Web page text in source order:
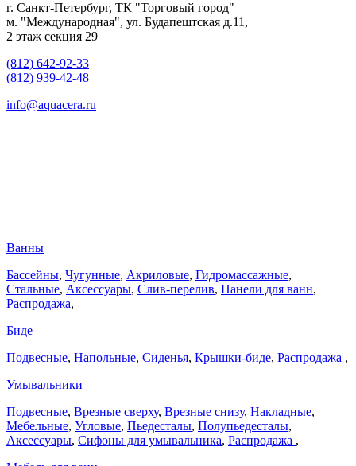
г. Санкт-Петербург, ТК "Торговый город"
м. "Международная", ул. Будапештская д.11,
2 этаж секция 29
(812) 642-92-33
(812) 939-42-48
info@aquacera.ru
Ванны
Бассейны, Чугунные, Акриловые, Гидромассажные,
Стальные, Аксессуары, Слив-перелив, Панели для ванн,
Распродажа,
Биде
Подвесные, Напольные, Сиденья, Крышки-биде, Распродажа ,
Умывальники
Подвесные, Врезные сверху, Врезные снизу, Накладные,
Мебельные, Угловые, Пьедесталы, Полупьедесталы,
Аксессуары, Сифоны для умывальника, Распродажа ,